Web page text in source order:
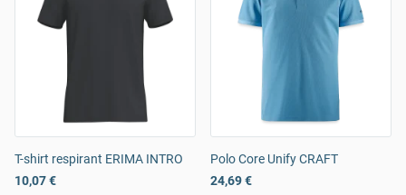
T-shirt respirant ERIMA INTRO
10,07 €
Polo Core Unify CRAFT
24,69 €